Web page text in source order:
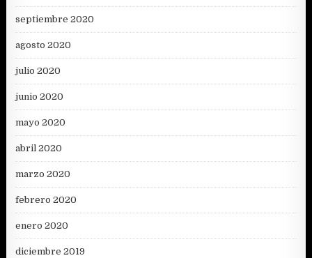
septiembre 2020
agosto 2020
julio 2020
junio 2020
mayo 2020
abril 2020
marzo 2020
febrero 2020
enero 2020
diciembre 2019